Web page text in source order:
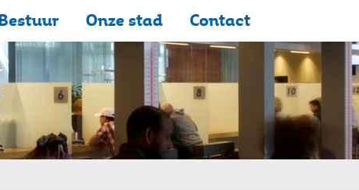
Onze stad Contact